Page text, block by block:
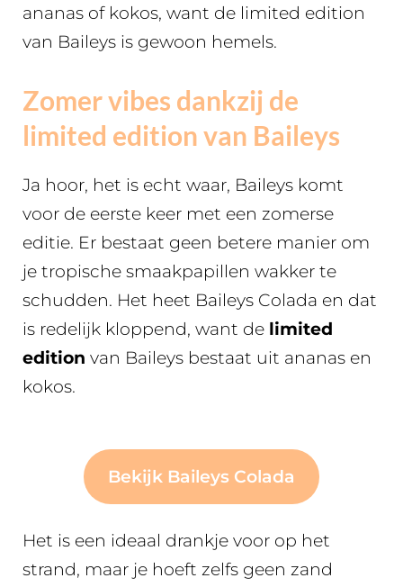
ananas of kokos, want de limited edition
van Baileys is gewoon hemels.
Zomer vibes dankzij de
limited edition van Baileys
Ja hoor, het is echt waar, Baileys komt
voor de eerste keer met een zomerse
editie. Er bestaat geen betere manier om
je tropische smaakpapillen wakker te
schudden. Het heet Baileys Colada en dat
is redelijk kloppend, want de limited
edition van Baileys bestaat uit ananas en
kokos.
Bekijk Baileys Colada
Het is een ideaal drankje voor op het
strand, maar je hoeft zelfs geen zand